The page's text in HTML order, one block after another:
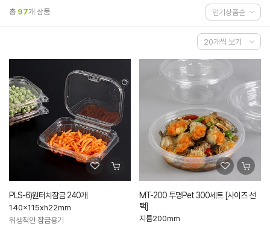
총 97개 상품
PLS-6)원터치잠금 240개
140x115xh22mm
위생적인 잠금용기
MT-200 투명Pet 300세트 [사이즈 선
택]
지름200mm